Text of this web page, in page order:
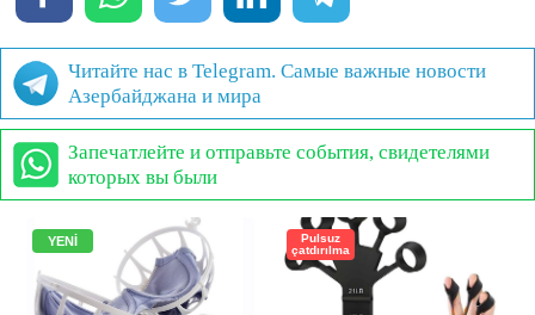
Читайте нас в Telegram. Самые важные новости
Азербайджана и мира
Запечатлейте и отправьте события, свидетелями
которых вы были